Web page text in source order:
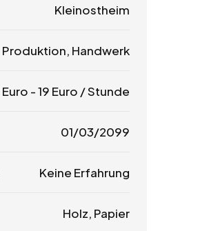
Kleinostheim
Produktion, Handwerk
Euro -19 Euro / Stunde
01/03/2099
Keine Erfahrung
Holz, Papier